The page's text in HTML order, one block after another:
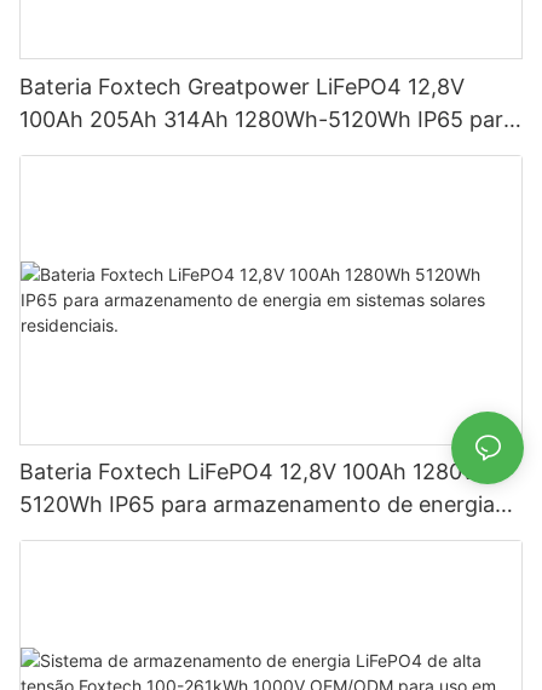
Bateria Foxtech Greatpower LiFePO4 12,8V
100Ah 205Ah 314Ah 1280Wh-5120Wh IP65 para
armazenamento de energia
Bateria Foxtech LiFePO4 12,8V 100Ah 1280Wh
5120Wh IP65 para armazenamento de energia
em sistemas solares residenciais.